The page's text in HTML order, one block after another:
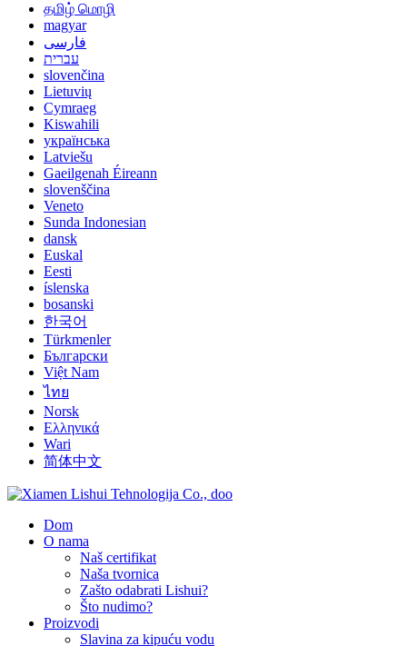
தமிழ் மொழி
magyar
فارسی
עברית
slovenčina
Lietuvių
Cymraeg
Kiswahili
українська
Latviešu
Gaeilgenah Éireann
slovenščina
Veneto
Sunda Indonesian
dansk
Euskal
Eesti
íslenska
bosanski
한국어
Türkmenler
Български
Việt Nam
ไทย
Norsk
Ελληνικά
Wari
简体中文
Dom
O nama
Naš certifikat
Naša tvornica
Zašto odabrati Lishui?
Što nudimo?
Proizvodi
Slavina za kipuću vodu